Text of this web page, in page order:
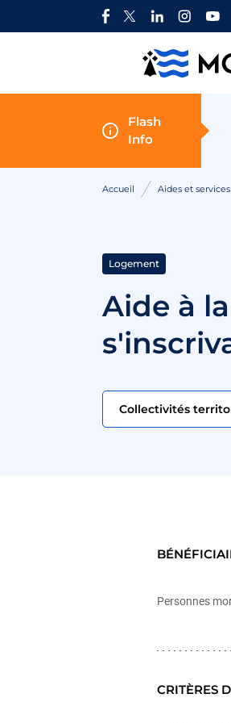
Flash
Info
Accueil Aides et services
Logement
Aide à
Collectivités
Personnes
CRITÈRES